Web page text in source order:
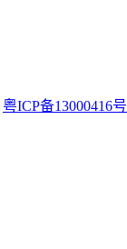
粤ICP备13000416号